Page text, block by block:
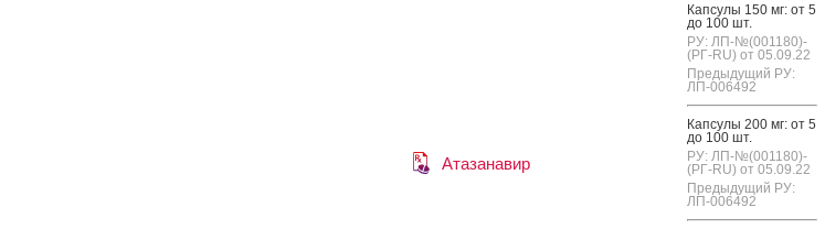
Атазанавир
Кап­су­лы 150 мг: от 5
до 100 шт.
РУ: ЛП-№(001180)-
(РГ-RU) от 05.09.22
Предыдущий РУ:
ЛП-006492
Кап­су­лы 200 мг: от 5
до 100 шт.
РУ: ЛП-№(001180)-
(РГ-RU) от 05.09.22
Предыдущий РУ:
ЛП-006492